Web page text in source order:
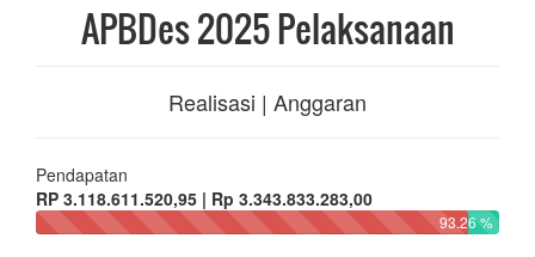
APBDes 2025 Pelaksanaan
Realisasi | Anggaran
Pendapatan
RP 3.118.611.520,95 | Rp 3.343.833.283,00
93.26 %